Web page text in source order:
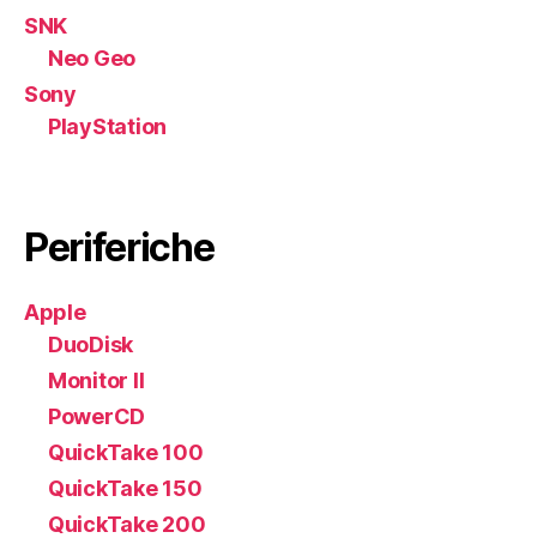
SNK
Neo Geo
Sony
PlayStation
Periferiche
Apple
DuoDisk
Monitor II
PowerCD
QuickTake 100
QuickTake 150
QuickTake 200